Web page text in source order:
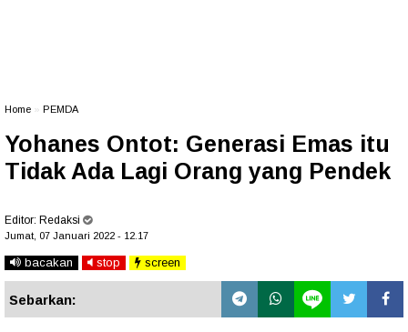
Home PEMDA
Yohanes Ontot: Generasi Emas itu
Tidak Ada Lagi Orang yang Pendek
Editor: Redaksi
Jumat, 07 Januari 2022 - 12.17
bacakan stop screen
Sebarkan: